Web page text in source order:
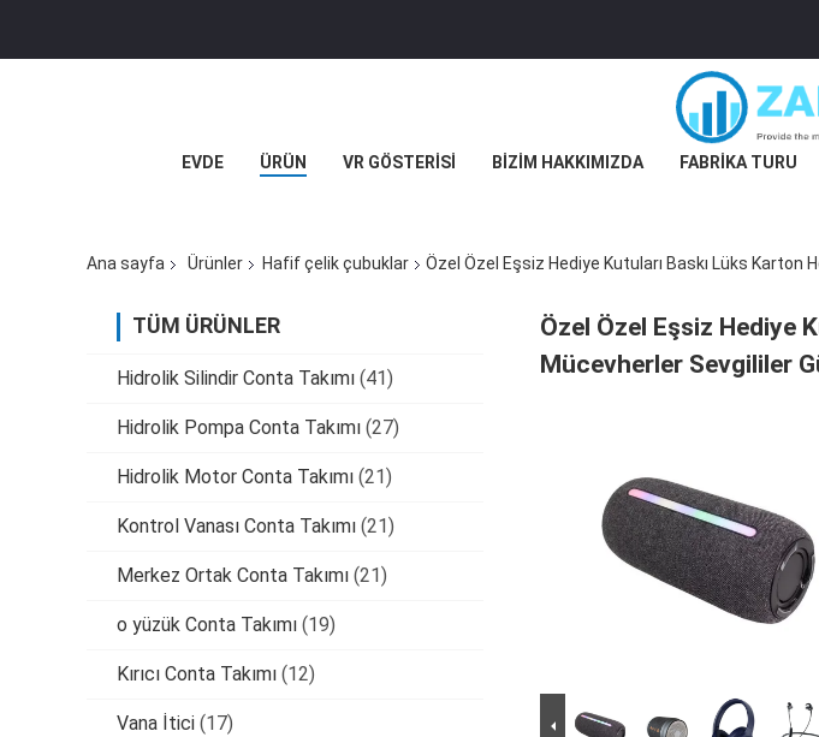
EVDE ÜRÜN VR GÖSTERISI BIZIM HAKKIMIZDA FABRIKA TURU
Ana sayfa Ürünler Hafif çelik çubuklar Özel Özel Eşsiz Hediye Kutuları Baskı Lüks
TÜM ÜRÜNLER
Hidrolik Silindir Conta Takımı (41)
Hidrolik Pompa Conta Takımı (27)
Hidrolik Motor Conta Takımı (21)
Kontrol Vanası Conta Takımı (21)
Merkez Ortak Conta Takımı (21)
o yüzük Conta Takımı (19)
Kırıcı Conta Takımı (12)
Vana İtici (17)
Özel Özel Eşsiz Hediye
Mücevherler Sevgililer